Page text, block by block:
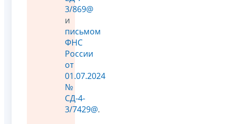
3/869@
и
письмом
ФНС
России
от
01.07.2024
№
СД-4-
3/7429@.